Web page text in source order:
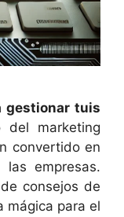
gestionar tuis
del marketing
convertido en
las empresas.
consejos de
mágica para el